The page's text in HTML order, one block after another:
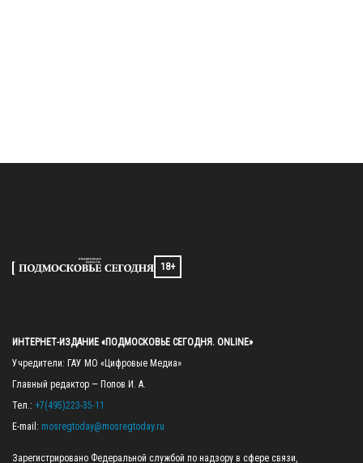
18+
ИНТЕРНЕТ-ИЗДАНИЕ «ПОДМОСКОВЬЕ СЕГОДНЯ. ONLINE»
Учредители: ГАУ МО «Цифровые Медиа»
Главный редактор — Попов И. А.
Тел.: +7(495)223-35-11
E-mail: mosregtoday@mosregtoday.ru
Зарегистрировано Федеральной службой по надзору в сфере связи,